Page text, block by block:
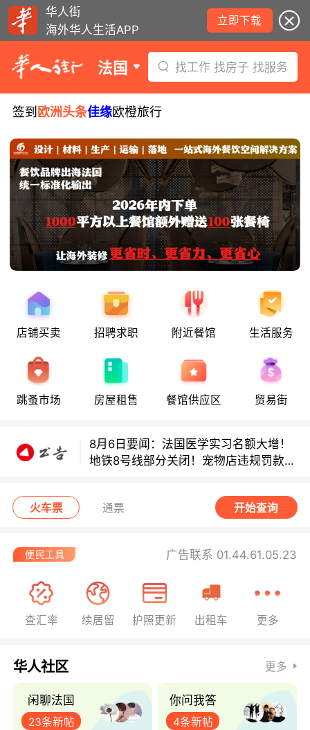
华人街
海外华人生活APP
立即下载
法国 找工作 找房子 找服务
签到 欧洲头条佳缘欧橙旅行
店铺买卖 招聘求职 附近餐馆 生活服务
跳蚤市场 房屋租售 餐馆供应区 贸易街
8月6日要闻：法国医学实习名额大增！
地铁8号线部分关闭！宠物店违规罚款出
炉！
巴黎地铁音乐家海选启动！
8月6日要闻：法国医学实习名额大增！
地铁8号线部分关闭！宠物店违规罚款出
巴黎地铁音乐家海选启动！
火车票 通票 开始查询
广告联系 01.44.61.05.23
查汇率 续居留 护照更新 出租车 更多
华人社区 更多
闲聊法国
23条新帖
你问我答
4条新帖